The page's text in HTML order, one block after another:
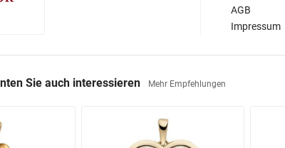
AGB
Impressum
Sie auch interessieren Mehr Empfehlungen